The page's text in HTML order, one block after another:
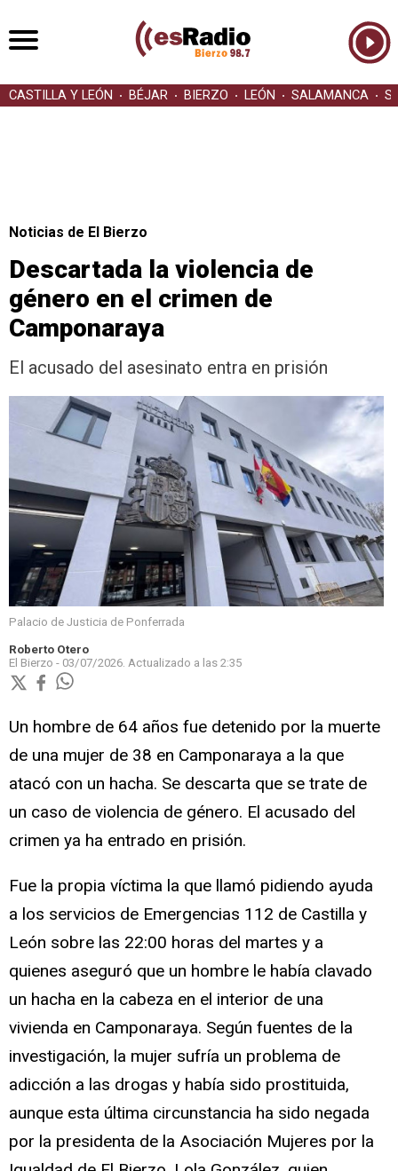
CASTILLA Y LEÓN BÉJAR BIERZO LEÓN SALAMANCA
Noticias de El Bierzo
Descartada la violencia de
género en el crimen de
Camponaraya
El acusado del asesinato entra en prisión
Palacio de Justicia de Ponferrada
Roberto Otero
El Bierzo - 03/07/2026. Actualizado a las 2:35
Un hombre de 64 años fue detenido por la muerte
de una mujer de 38 en Camponaraya a la que
atacó con un hacha. Se descarta que se trate de
un caso de violencia de género. El acusado del
crimen ya ha entrado en prisión.
Fue la propia víctima la que llamó pidiendo ayuda
a los servicios de Emergencias 112 de Castilla y
León sobre las 22:00 horas del martes y a
quienes aseguró que un hombre le había clavado
un hacha en la cabeza en el interior de una
vivienda en Camponaraya. Según fuentes de la
investigación, la mujer sufría un problema de
adicción a las drogas y había sido prostituida,
aunque esta última circunstancia ha sido negada
por la presidenta de la Asociación Mujeres por la